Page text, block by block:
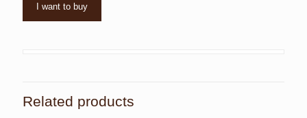
I want to buy
Related products